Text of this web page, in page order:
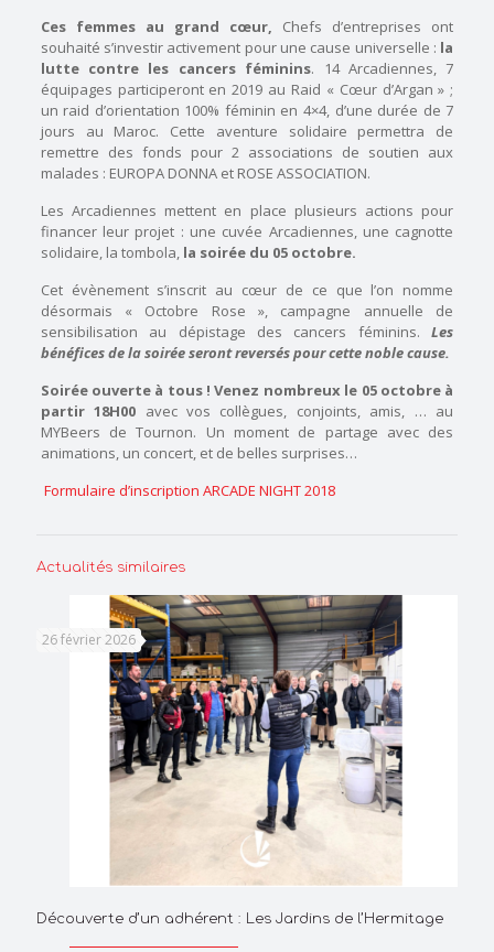
Ces femmes au grand cœur, Chefs d’entreprises ont
souhaité s’investir activement pour une cause universelle : la
lutte contre les cancers féminins. 14 Arcadiennes, 7
équipages participeront en 2019 au Raid « Cœur d’Argan » ;
un raid d’orientation 100% féminin en 4×4, d’une durée de 7
jours au Maroc. Cette aventure solidaire permettra de
remettre des fonds pour 2 associations de soutien aux
malades : EUROPA DONNA et ROSE ASSOCIATION.
Les Arcadiennes mettent en place plusieurs actions pour
financer leur projet : une cuvée Arcadiennes, une cagnotte
solidaire, la tombola, la soirée du 05 octobre.
Cet évènement s’inscrit au cœur de ce que l’on nomme
désormais « Octobre Rose », campagne annuelle de
sensibilisation au dépistage des cancers féminins.Les
bénéfices de la soirée seront reversés pour cette noble cause.
Soirée ouverte à tous ! Venez nombreux le 05 octobre à
partir 18H00 avec vos collègues, conjoints, amis, … au
MYBeers de Tournon. Un moment de partage avec des
animations, un concert, et de belles surprises…
Formulaire d’inscription ARCADE NIGHT 2018
Actualités similaires
26 février 2026
Découverte d’un adhérent : Les Jardins de l’Hermitage